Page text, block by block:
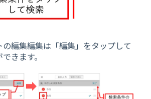
編集編集は「編集」をタップして
きます。